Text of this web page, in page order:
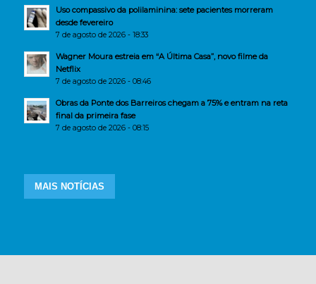
Uso compassivo da polilaminina: sete pacientes morreram
desde fevereiro
7 de agosto de 2026 - 18:33
Wagner Moura estreia em “A Última Casa”, novo filme da
Netflix
7 de agosto de 2026 - 08:46
Obras da Ponte dos Barreiros chegam a 75% e entram na reta
final da primeira fase
7 de agosto de 2026 - 08:15
MAIS NOTÍCIAS